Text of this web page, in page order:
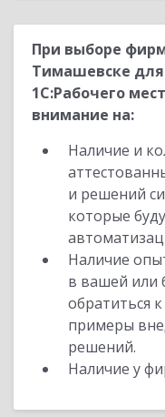
При выборе
Тимашевске
1С:Рабочего
внимание на:
Наличие и
и решений
которые
Наличие
в вашей или
обратиться
примеры
решений.
Наличие у